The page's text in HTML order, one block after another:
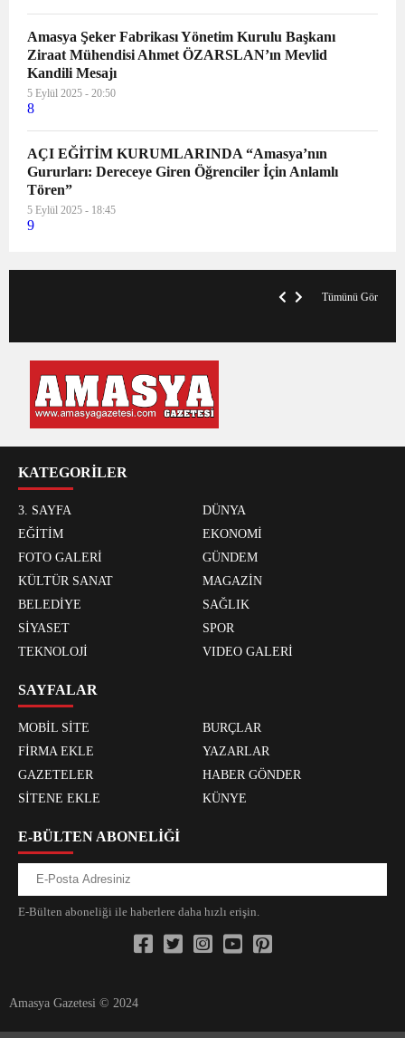
Amasya Şeker Fabrikası Yönetim Kurulu Başkanı
Ziraat Mühendisi Ahmet ÖZARSLAN’ın Mevlid
Kandili Mesajı
5 Eylül 2025 - 20:50
8
AÇI EĞİTİM KURUMLARINDA “Amasya’nın
Gururları: Dereceye Giren Öğrenciler İçin Anlamlı
Tören”
5 Eylül 2025 - 18:45
9
Tümünü Gör
KATEGORİLER
3. SAYFA
DÜNYA
EĞİTİM
EKONOMİ
FOTO GALERİ
GÜNDEM
KÜLTÜR SANAT
MAGAZİN
BELEDİYE
SAĞLIK
SİYASET
SPOR
TEKNOLOJİ
VIDEO GALERİ
SAYFALAR
MOBİL SİTE
BURÇLAR
FİRMA EKLE
YAZARLAR
GAZETELER
HABER GÖNDER
SİTENE EKLE
KÜNYE
E-BÜLTEN ABONELİĞİ
E-Bülten aboneliği ile haberlere daha hızlı erişin.
Amasya Gazetesi © 2024